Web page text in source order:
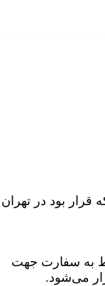
قرار بود در تهران
به سفارت جهت
می‌شود.